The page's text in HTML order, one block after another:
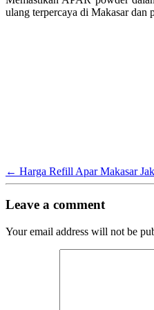
ulang terpercaya di Makasar dan
← Harga Refill Apar Makasar
Leave a comment
Your email address will not be